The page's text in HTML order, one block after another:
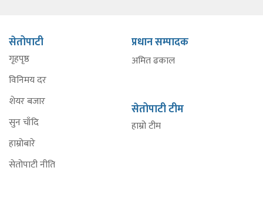
सेतोपाटी
गृहपृष्ठ
विनिमय दर
शेयर बजार
सुन चाँदि
हाम्रोबारे
सेतोपाटी नीति
प्रधान सम्पादक
अमित ढकाल
सेतोपाटी टीम
हाम्रो टीम